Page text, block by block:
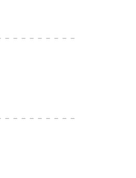
－－ －－－－－－－
－－ －－－－－－－